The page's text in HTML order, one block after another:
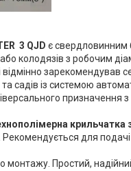
3 QJD є свердловинним
колодязів з робочим
відмінно зарекомендував
садів із системою
призначення
Рекомендується для
монтажу. Простий,